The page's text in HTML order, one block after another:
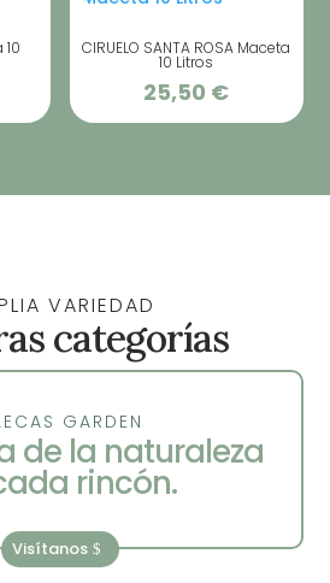
10 CIRUELO SANTA ROSA Maceta
10 Litros
25,50 €
VARIEDAD
categorías
GARDEN
de la naturaleza
rincón.
Visítanos